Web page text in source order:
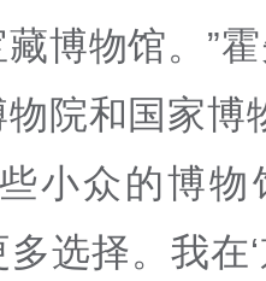
博物馆。”
院和国家博
小众的博物
选择。我在